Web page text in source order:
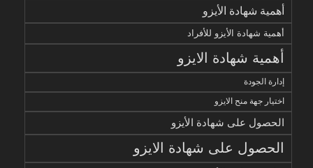
أهمية شهادة الأيزو
أهمية شهادة الأيزو للأفراد
أهمية شهادة الايزو
إدارة الجودة
اختيار جهة منح الايزو
الحصول على شهادة الأيزو
الحصول على شهادة الايزو